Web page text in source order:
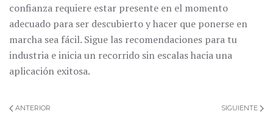
confianza requiere estar presente en el momento
adecuado para ser descubierto y hacer que ponerse en
marcha sea fácil. Sigue las recomendaciones para tu
industria e inicia un recorrido sin escalas hacia una
aplicación exitosa.
ANTERIOR SIGUIENTE